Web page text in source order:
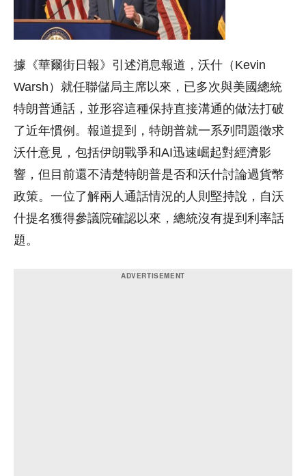
據《華爾街日報》引述消息報道，沃什（Kevin
Warsh）就任聯儲局主席以來，已多次與美國總統
特朗普通話，並形容這種保持直接溝通的做法打破
了近年慣例。報道提到，特朗普就一系列問題徵求
沃什意見，包括伊朗戰爭和AI迅速崛起對經濟影
響，但目前還不清楚特朗普是否和沃什討論過貨幣
政策。一位了解兩人通話情況的人則堅持說，自沃
什提名獲得參議院確認以來，總統沒有提到利率話
題。